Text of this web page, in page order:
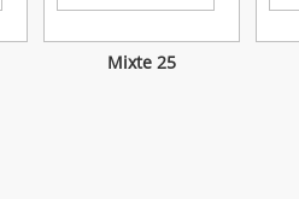
Mixte 25